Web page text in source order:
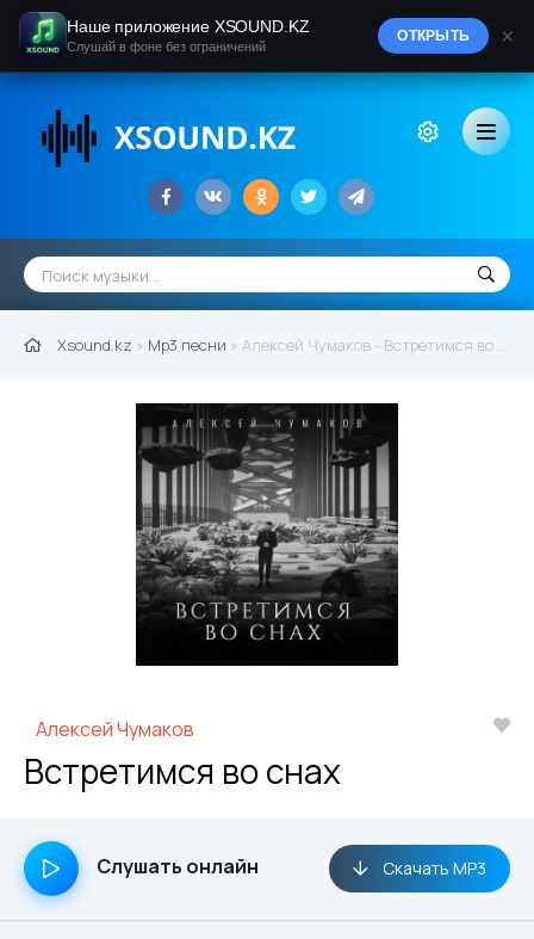
Xsound.kz » Mp3 песни » Алексей Чумаков - Встретимся во снах (2022)
Алексей Чумаков
Встретимся во снах
Слушать онлайн Скачать MP3
Наше приложение XSOUND.KZ
Слушай в фоне без ограничений
ОТКРЫТЬ ×